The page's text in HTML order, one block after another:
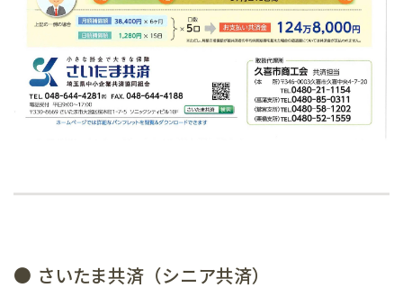
● さいたま共済（シニア共済）